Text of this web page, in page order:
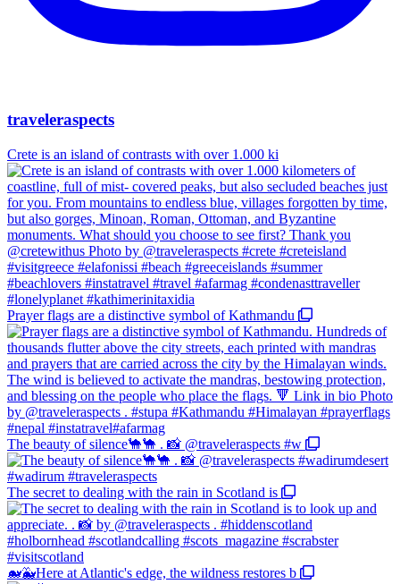
traveleraspects
Crete is an island of contrasts with over 1.000 ki
Prayer flags are a distinctive symbol of Kathmandu
The beauty of silence🐪🐪 . 📸 @traveleraspects #w
The secret to dealing with the rain in Scotland is
🐋🐳Here at Atlantic's edge, the wildness restores b